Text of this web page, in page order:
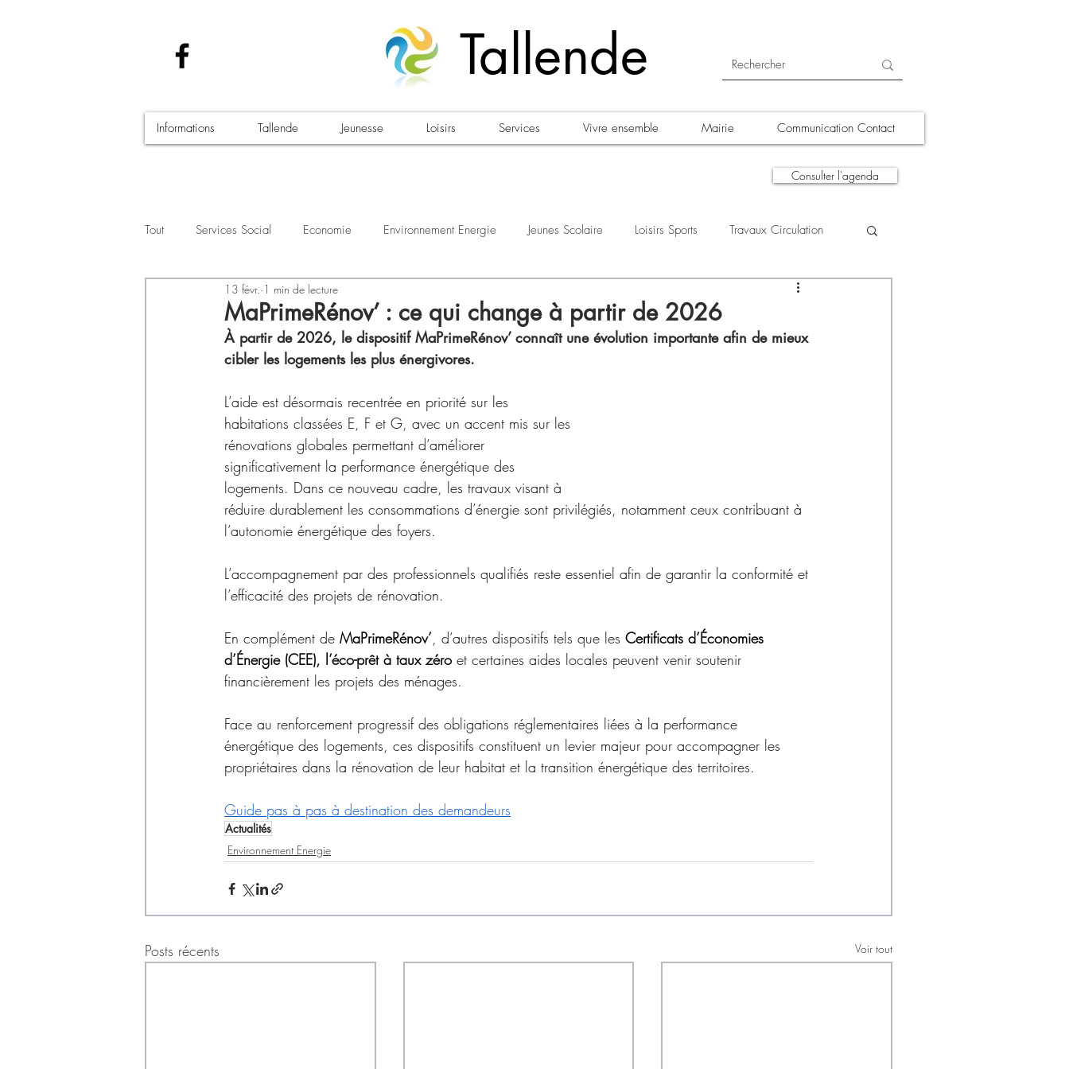
Tallende
Informations Tallende Jeunesse Loisirs Services Vivre ensemble Mairie Communication Contact
Consulter l'agenda
Tout Services Social Economie Environnement Energie Jeunes Scolaire Loisirs Sports Travaux Circulation
Santé - Covid-19 Culture Manifestations A la une
MaPrimeRénov’ : ce qui change à partir de 2026
13 févr. 1 min de lecture
À partir de 2026, le dispositif MaPrimeRénov’ connaît une évolution importante afin de mieux
cibler les logements les plus énergivores.
L’aide est désormais recentrée en priorité sur les
habitations classées E, F et G, avec un accent mis sur les
rénovations globales permettant d’améliorer
significativement la performance énergétique des
logements. Dans ce nouveau cadre, les travaux visant à
réduire durablement les consommations d’énergie sont privilégiés, notamment ceux contribuant à
l’autonomie énergétique des foyers.
L’accompagnement par des professionnels qualifiés reste essentiel afin de garantir la conformité et
l’efficacité des projets de rénovation.
En complément de MaPrimeRénov’, d’autres dispositifs tels que les Certificats d’Économies
d’Énergie (CEE), l’éco-prêt à taux zéro et certaines aides locales peuvent venir soutenir
financièrement les projets des ménages.
Face au renforcement progressif des obligations réglementaires liées à la performance
énergétique des logements, ces dispositifs constituent un levier majeur pour accompagner les
propriétaires dans la rénovation de leur habitat et la transition énergétique des territoires.
Guide pas à pas à destination des demandeurs
Actualités
Environnement Energie
Posts récents Voir tout